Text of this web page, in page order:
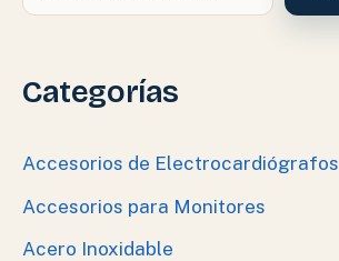
Categorías
Accesorios de Electrocardiógrafos
Accesorios para Monitores
Acero Inoxidable